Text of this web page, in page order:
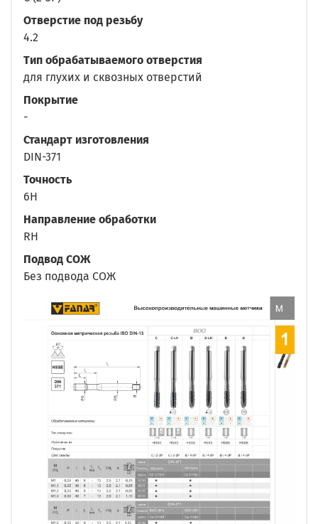
Отверстие под резьбу
4.2
Тип обрабатываемого отверстия
для глухих и сквозных отверстий
Покрытие
-
Стандарт изготовления
DIN-371
Точность
6H
Направление обработки
RH
Подвод СОЖ
Без подвода СОЖ